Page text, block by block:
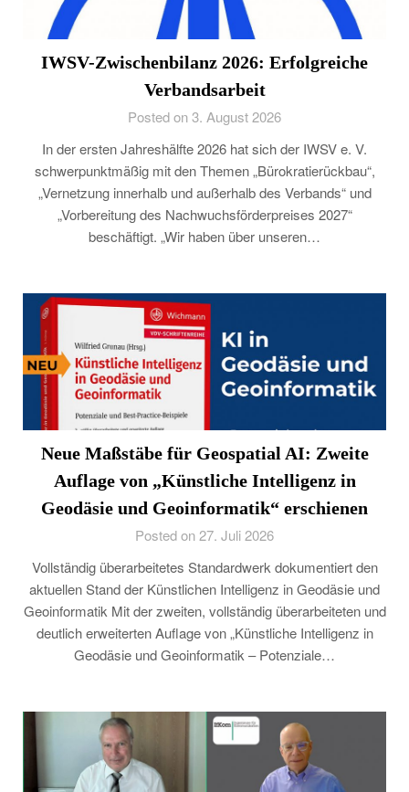
IWSV-Zwischenbilanz 2026: Erfolgreiche
Verbandsarbeit
Posted on 3. August 2026
In der ersten Jahreshälfte 2026 hat sich der IWSV e. V.
schwerpunktmäßig mit den Themen „Bürokratierückbau“,
„Vernetzung innerhalb und außerhalb des Verbands“ und
„Vorbereitung des Nachwuchsförderpreises 2027“
beschäftigt. „Wir haben über unseren…
Neue Maßstäbe für Geospatial AI: Zweite
Auflage von „Künstliche Intelligenz in
Geodäsie und Geoinformatik“ erschienen
Posted on 27. Juli 2026
Vollständig überarbeitetes Standardwerk dokumentiert den
aktuellen Stand der Künstlichen Intelligenz in Geodäsie und
Geoinformatik Mit der zweiten, vollständig überarbeiteten und
deutlich erweiterten Auflage von „Künstliche Intelligenz in
Geodäsie und Geoinformatik – Potenziale…